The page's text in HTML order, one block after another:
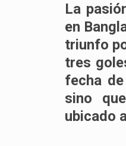
La
en
triunfo
tres
fecha
sino
ubicado